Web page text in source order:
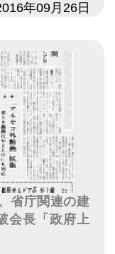
年09月26日
省庁関連の建
会長「政府上